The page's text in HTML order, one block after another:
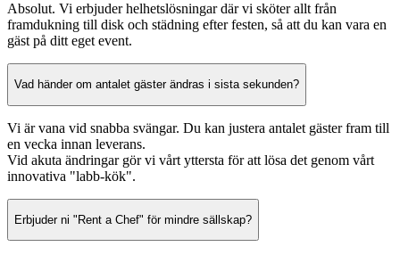
Absolut. Vi erbjuder helhetslösningar där vi sköter allt från
framdukning till disk och städning efter festen, så att du kan vara en
gäst på ditt eget event.
Vad händer om antalet gäster ändras i sista sekunden?
Vi är vana vid snabba svängar. Du kan justera antalet gäster fram till
en vecka innan leverans.
Vid akuta ändringar gör vi vårt yttersta för att lösa det genom vårt
innovativa "labb-kök".
Erbjuder ni "Rent a Chef" för mindre sällskap?